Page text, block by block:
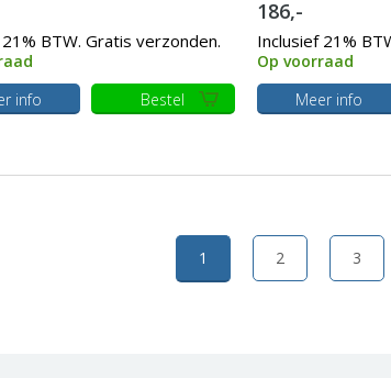
BTW. Gratis verzonden.
info
Bestel
186,-
Inclusief 21%
Op voorraad
Meer info
1 2 3